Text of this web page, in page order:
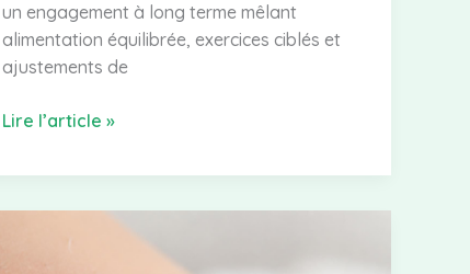
un engagement à long terme mêlant
alimentation équilibrée, exercices ciblés et
ajustements de
Comment
les
Lire l’article »